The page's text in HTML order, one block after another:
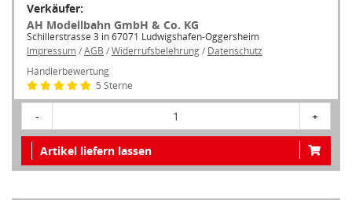
Verkäufer:
AH Modellbahn GmbH & Co. KG
Schillerstrasse 3 in 67071 Ludwigshafen-Oggersheim
Impressum/AGB /Widerrufsbelehrung/ Datenschutz
Händlerbewertung
5 Sterne
- 1 +
Artikel liefern lassen